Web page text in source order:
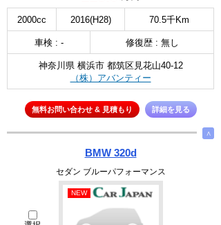
2000cc 2016(H28) 70.5千Km
車検 : - 修復歴 : 無し
神奈川県 横浜市 都筑区見花山40-12
（株）アバンティー
無料お問い合わせ & 見積もり 詳細を見る
∧
BMW 320d
セダン ブルーパフォーマンス
NEW